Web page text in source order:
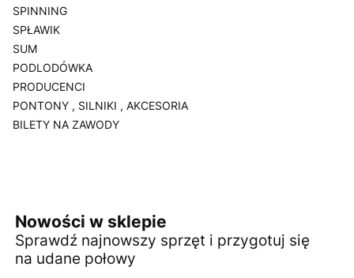
SPINNING
SPŁAWIK
SUM
PODLODÓWKA
PRODUCENCI
PONTONY , SILNIKI , AKCESORIA
BILETY NA ZAWODY
Nowości w sklepie
Sprawdź najnowszy sprzęt i przygotuj się
na udane połowy